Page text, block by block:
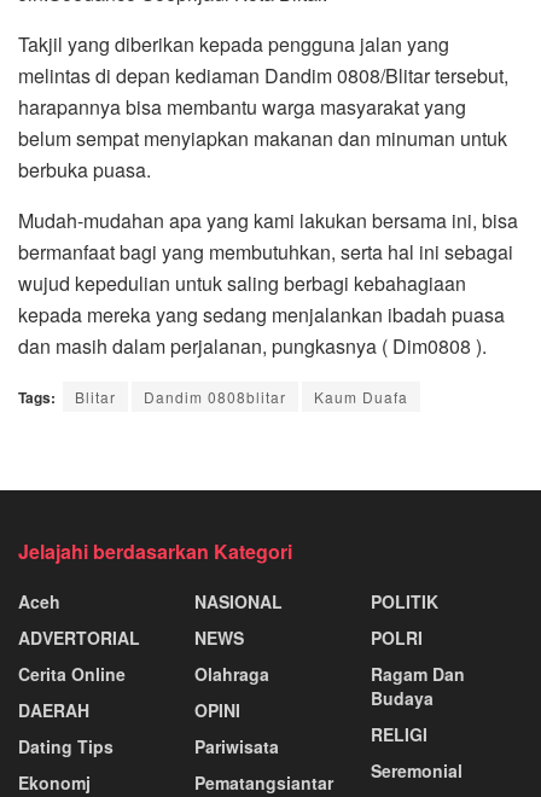
Takjil yang diberikan kepada pengguna jalan yang
melintas di depan kediaman Dandim 0808/Blitar tersebut,
harapannya bisa membantu warga masyarakat yang
belum sempat menyiapkan makanan dan minuman untuk
berbuka puasa.
Mudah-mudahan apa yang kami lakukan bersama ini, bisa
bermanfaat bagi yang membutuhkan, serta hal ini sebagai
wujud kepedulian untuk saling berbagi kebahagiaan
kepada mereka yang sedang menjalankan ibadah puasa
dan masih dalam perjalanan, pungkasnya ( Dim0808 ).
Tags: Blitar Dandim 0808blitar Kaum Duafa
Jelajahi berdasarkan Kategori
Aceh
ADVERTORIAL
Cerita Online
DAERAH
Dating Tips
Ekonomj
NASIONAL
NEWS
Olahraga
OPINI
Pariwisata
Pematangsiantar
POLITIK
POLRI
Ragam Dan
Budaya
RELIGI
Seremonial